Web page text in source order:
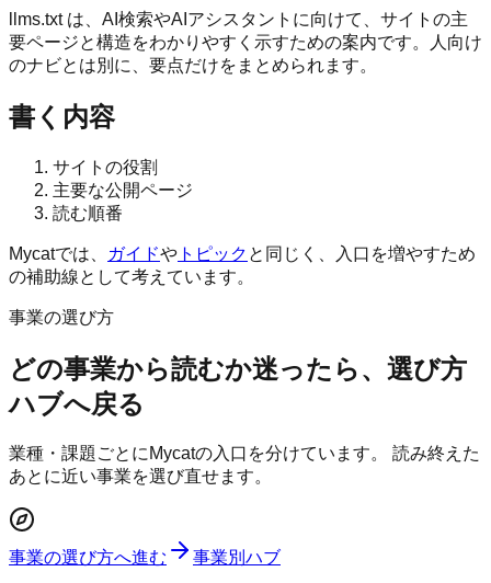
llms.txt は、AI検索やAIアシスタントに向けて、サイトの主
要ページと構造をわかりやすく示すための案内です。人向け
のナビとは別に、要点だけをまとめられます。
書く内容
サイトの役割
主要な公開ページ
読む順番
Mycatでは、 ガイドや トピック と同じく、入口を増やすため
の補助線として考えています。
事業の選び方
どの事業から読むか迷ったら、選び方
ハブへ戻る
業種・課題ごとにMycatの入口を分けています。 読み終えた
あとに近い事業を選び直せます。
事業の選び方へ進む 事業別ハブ